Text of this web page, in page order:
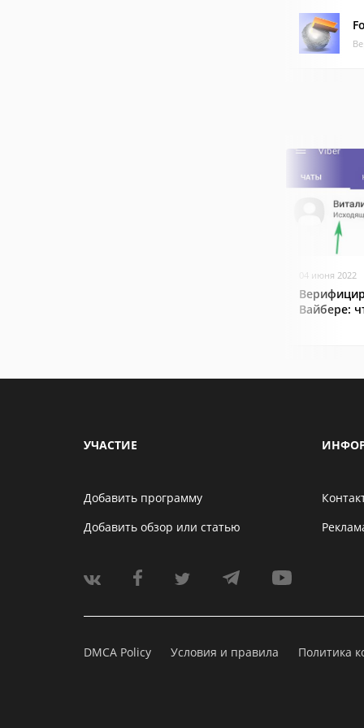
04 июня 2022
Вайбере:
УЧАСТИЕ
Добавить программу
Добавить обзор или статью
DMCA Policy Условия и правила Политика